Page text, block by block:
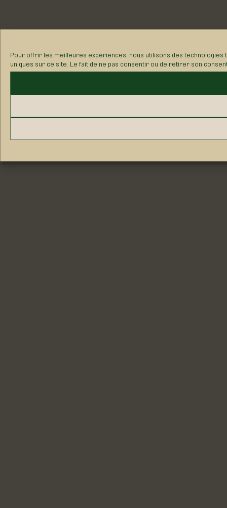
Pour offrir les meilleures expériences, nous utilisons des
uniques sur ce site. Le fait de ne pas consentir ou de retirer son